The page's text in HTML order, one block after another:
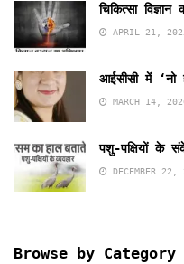
चिकित्सा
APRIL 21,
आईसीसी में ‘नो
MARCH 14,
पशु-पक्षियों के
DECEMBER 22,
Browse by Category